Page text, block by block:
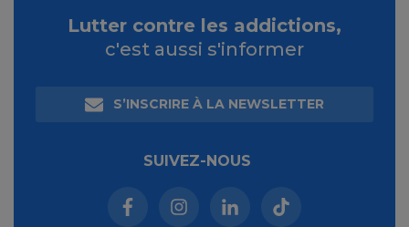
Lutter contre les addictions,
c'est aussi s'informer
S’INSCRIRE À LA NEWSLETTER
SUIVEZ-NOUS
Facebook (nouvelle fenêtre)
Instagram (nouvelle fenêtre)
Linkedin (nouvelle
Tiktok (nouvelle